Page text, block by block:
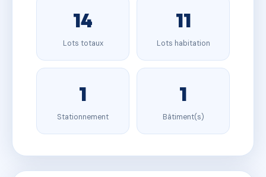
14
Lots totaux
11
Lots habitation
1
Stationnement
1
Bâtiment(s)